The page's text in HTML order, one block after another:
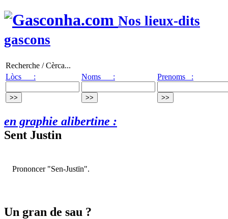
Nos lieux-dits
gascons
Recherche / Cèrca...
Lòcs :
Noms : Prenoms :
en graphie alibertine :
Sent Justin
Prononcer "Sen-Justïn".
Un gran de sau ?